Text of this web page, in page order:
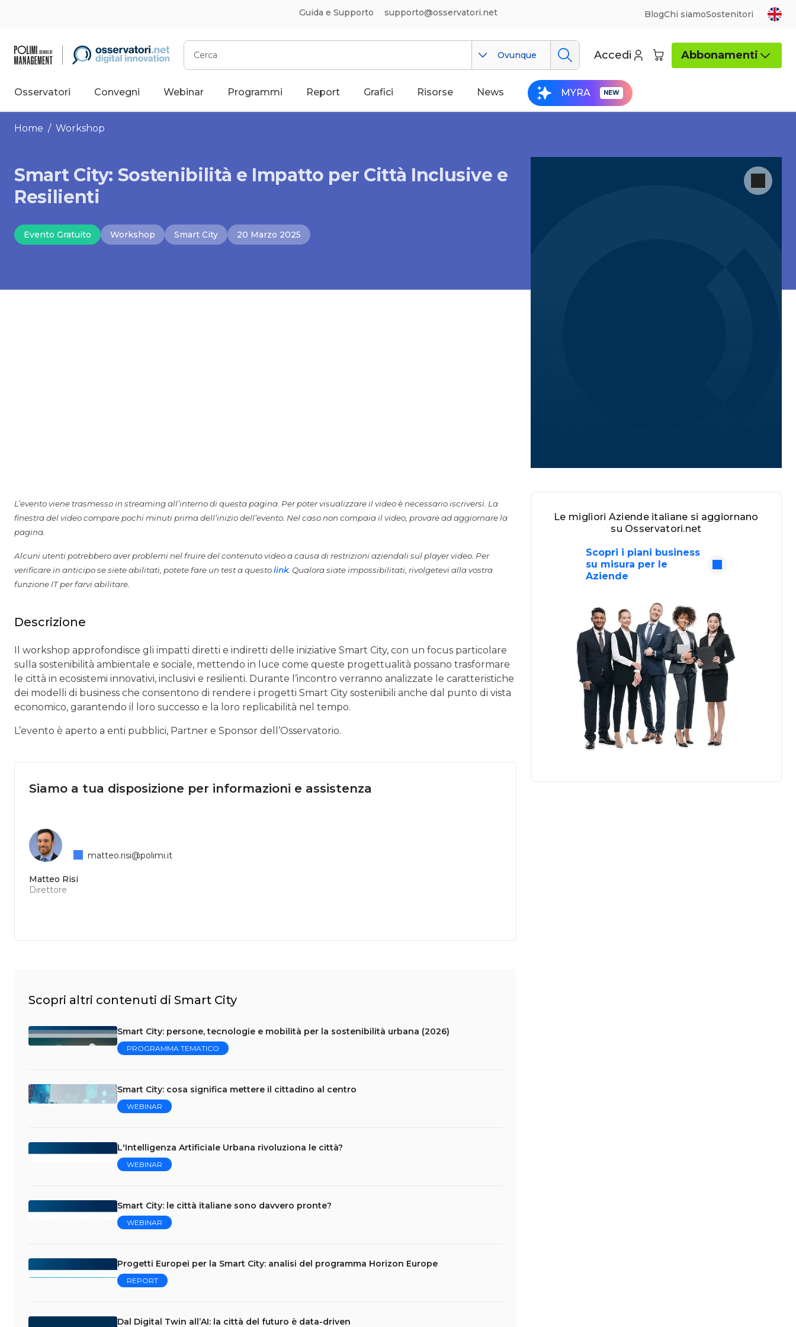
Guida e Supporto supporto@osservatori.net BlogChi siamoSostenitori
Cerca
Ovunque Accedi Abbonamenti
Osservatori Convegni Webinar Programmi Report Grafici Risorse News MYRA
Home / Workshop
Smart City: Sostenibilità e Impatto per Città Inclusive e
Resilienti
Evento Gratuito Workshop Smart City 20 Marzo 2025
L’evento viene trasmesso in streaming all’interno di questa pagina. Per poter visualizzare il video è necessario iscriversi. La
finestra del video compare pochi minuti prima dell’inizio dell’evento. Nel caso non compaia il video, provare ad aggiornare la
pagina.
Alcuni utenti potrebbero aver problemi nel fruire del contenuto video a causa di restrizioni aziendali sul player video. Per
verificare in anticipo se siete abilitati, potete fare un test a questolink. Qualora siate impossibilitati, rivolgetevi alla vostra
funzione IT per farvi abilitare.
Descrizione
Il workshop approfondisce gli impatti diretti e indiretti delle iniziative Smart City, con un focus particolare
sulla sostenibilità ambientale e sociale, mettendo in luce come queste progettualità possano trasformare
le città in ecosistemi innovativi, inclusivi e resilienti. Durante l’incontro verranno analizzate le caratteristiche
dei modelli di business che consentono di rendere i progetti Smart City sostenibili anche dal punto di vista
economico, garantendo il loro successo e la loro replicabilità nel tempo.
L’evento è aperto a enti pubblici, Partner e Sponsor dell’Osservatorio.
Siamo a tua disposizione per informazioni e assistenza
Matteo Risi
Direttore
matteo.risi@polimi.it
Scopri altri contenuti di Smart City
Smart City: persone, tecnologie e mobilità per la sostenibilità urbana (2026)
PROGRAMMA TEMATICO
Smart City: cosa significa mettere il cittadino al centro
WEBINAR
L'Intelligenza Artificiale Urbana rivoluziona le città?
WEBINAR
Smart City: le città italiane sono davvero pronte?
WEBINAR
Progetti Europei per la Smart City: analisi del programma Horizon Europe
REPORT
Dal Digital Twin all’AI: la città del futuro è data-driven
Le migliori Aziende italiane si aggiornano
su Osservatori.net
Scopri i piani business
su misura per le
Aziende